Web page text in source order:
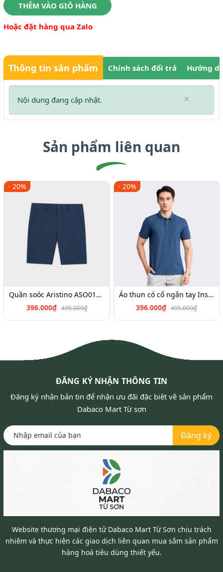
THÊM VÀO GIỎ HÀNG
Hoặc đặt hàng qua Zalo
Thông tin sản phẩm Chính sách đổi trả Hướng
×
Nội dung đang cập nhật.
Sản phẩm liên quan
- 20%
Quần soóc Aristino ASO017S3,Insidemen SO026S3,ISO025S3
396.000₫ 495.000₫
- 20%
Áo thun có cổ ngắn tay Insidemen IPS040S3, IPS034S3,IPS022S3,IPS019S3,IPS064S2
396.000₫ 495.000₫
ĐĂNG KÝ NHẬN THÔNG TIN
Đăng ký nhận bản tin để nhận ưu đãi đặc biệt về sản phẩm
Dabaco Mart Từ sơn
Đăng ký
Website thương mại điện tử Dabaco Mart Từ Sơn chịu trách
nhiệm và thực hiện các giao dịch liên quan mua sắm sản phẩm
hàng hoá tiêu dùng thiết yếu.